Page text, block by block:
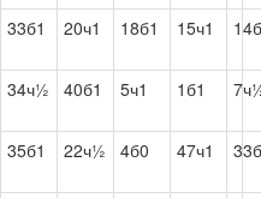
33б1 20ч1 18б1 15ч1
34ч½ 40б1 5ч1 1б1
35б1 22ч½ 4б0 47ч1